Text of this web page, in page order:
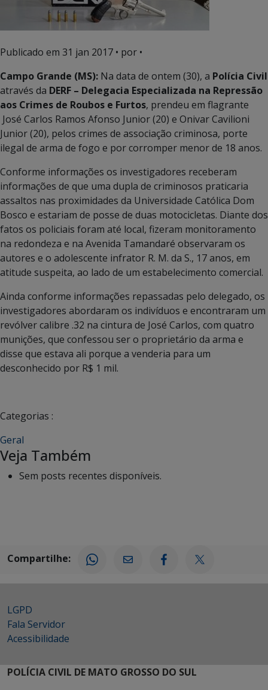
Publicado em 31 jan 2017 • por •
Campo Grande (MS): Na data de ontem (30), a Polícia Civil
através da DERF – Delegacia Especializada na Repressão
aos Crimes de Roubos e Furtos, prendeu em flagrante
José Carlos Ramos Afonso Junior (20) e Onivar Cavilioni
Junior (20), pelos crimes de associação criminosa, porte
ilegal de arma de fogo e por corromper menor de 18 anos.
Conforme informações os investigadores receberam
informações de que uma dupla de criminosos praticaria
assaltos nas proximidades da Universidade Católica Dom
Bosco e estariam de posse de duas motocicletas. Diante dos
fatos os policiais foram até local, fizeram monitoramento
na redondeza e na Avenida Tamandaré observaram os
autores e o adolescente infrator R. M. da S., 17 anos, em
atitude suspeita, ao lado de um estabelecimento comercial.
Ainda conforme informações repassadas pelo delegado, os
investigadores abordaram os indivíduos e encontraram um
revólver calibre .32 na cintura de José Carlos, com quatro
munições, que confessou ser o proprietário da arma e
disse que estava ali porque a venderia para um
desconhecido por R$ 1 mil.
Categorias :
Geral
Veja Também
Sem posts recentes disponíveis.
Compartilhe:
LGPD
Fala Servidor
Acessibilidade
POLÍCIA CIVIL DE MATO GROSSO DO SUL